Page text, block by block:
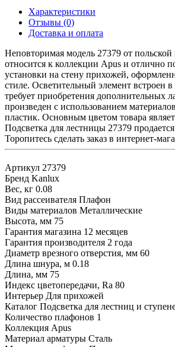
Характеристики
Отзывы (0)
Доставка и оплата
Неповторимая модель 27379 от
относится к коллекции Apus и отлично
установки на стену прихожей,
стиле. Осветительный элемент встроен
требует приобретения дополнительных
произведен с использованием
пластик. Основным цветом товара
Подсветка для лестницы 27379
Торопитесь сделать заказ в интернет-
Артикул 27379
Бренд Kanlux
Вес, кг 0.08
Вид рассеивателя Плафон
Виды материалов Металлические
Высота, мм 75
Гарантия магазина 12 месяцев
Гарантия производителя 2 года
Диаметр врезного отверстия, мм 60
Длина шнура, м 0.18
Длина, мм 75
Индекс цветопередачи, Ra 80
Интерьер Для прихожей
Каталог Подсветка для лестниц и
Количество плафонов 1
Коллекция Apus
Материал арматуры Сталь